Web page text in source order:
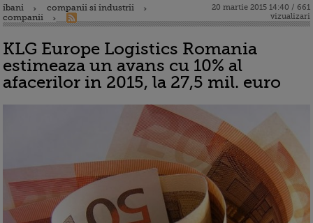
ibani
companii si industrii
companii
20 martie 2015 14:40 / 661
vizualizari
KLG Europe Logistics Romania
estimeaza un avans cu 10% al
afacerilor in 2015, la 27,5 mil. euro